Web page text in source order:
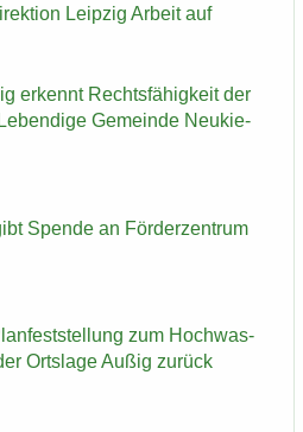
Leip­zig Ar­beit auf
er­kennt Rechts­fä­hig­keit der
Ge­mein­de Neu­kie­
Spen­de an För­der­zen­trum
zum Hoch­was­
Orts­la­ge Außig zu­rück